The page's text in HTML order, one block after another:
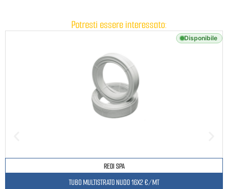
Potresti essere interessato:
Disponibile
REDI SPA
TUBO MULTISTRATO NUDO 16X2 €/MT